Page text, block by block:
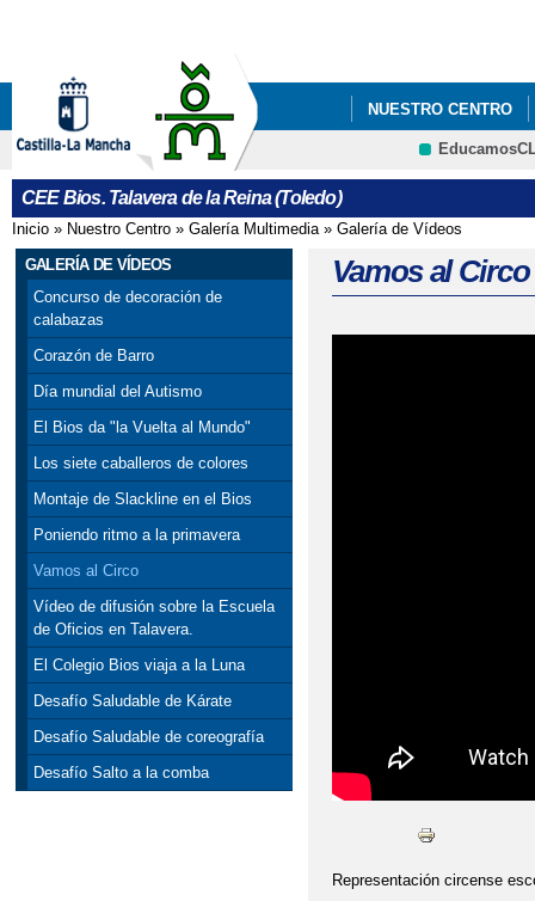
NUESTRO CENTRO
CEE Bios. Talavera de la Reina (Toledo)
Se encuentra usted aquí
Inicio » Nuestro Centro » Galería Multimedia» Galería de Vídeos
GALERÍA DE VÍDEOS
Concurso de decoración de
calabazas
Corazón de Barro
Día mundial del Autismo
El Bios da "la Vuelta al Mundo"
Los siete caballeros de colores
Montaje de Slackline en el Bios
Poniendo ritmo a la primavera
Vamos al Circo
Vídeo de difusión sobre la Escuela
de Oficios en Talavera.
El Colegio Bios viaja a la Luna
Desafío Saludable de Kárate
Desafío Saludable de coreografía
Desafío Salto a la comba
Vamos al Circo
Representación circense